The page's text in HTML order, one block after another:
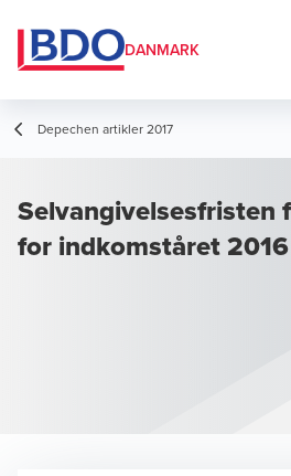
DANMARK
Depechen artikler 2017
Selvangivelsesfristen
for indkomståret 2016